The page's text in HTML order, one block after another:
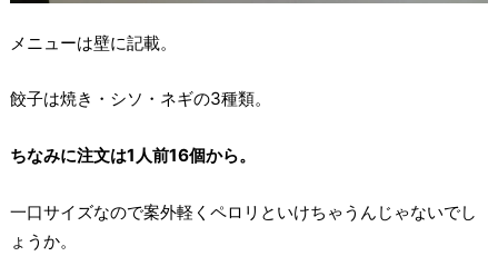
メニューは壁に記載。
餃子は焼き・シソ・ネギの3種類。
ちなみに注文は1人前16個から。
一口サイズなので案外軽くペロリといけちゃうんじゃないでし
ょうか。